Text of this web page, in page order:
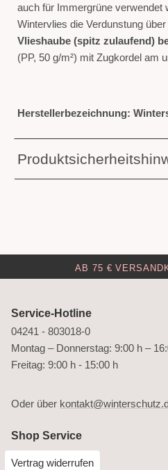
auch für Immergrüne verwendet
Wintervlies die Verdunstung
Vlieshaube (spitz zulaufend)
(PP, 50 g/m²) mit Zugkordel am
Herstellerbezeichnung:
AB 75 €
Service-Hotline
04241 - 803018-0
Montag – Donnerstag: 9:00 h –
Freitag: 9:00 h - 15:00 h
Oder über
Shop Service
Vertrag widerrufen